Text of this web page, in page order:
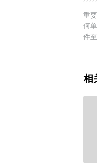
重
何
件
相